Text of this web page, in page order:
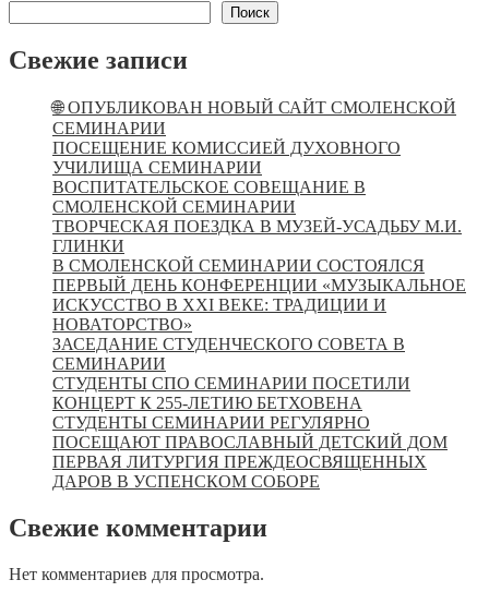
Поиск
Свежие записи
🌐 ОПУБЛИКОВАН НОВЫЙ САЙТ СМОЛЕНСКОЙ
СЕМИНАРИИ
ПОСЕЩЕНИЕ КОМИССИЕЙ ДУХОВНОГО
УЧИЛИЩА СЕМИНАРИИ
ВОСПИТАТЕЛЬСКОЕ СОВЕЩАНИЕ В
СМОЛЕНСКОЙ СЕМИНАРИИ
ТВОРЧЕСКАЯ ПОЕЗДКА В МУЗЕЙ-УСАДЬБУ М.И.
ГЛИНКИ
В СМОЛЕНСКОЙ СЕМИНАРИИ СОСТОЯЛСЯ
ПЕРВЫЙ ДЕНЬ КОНФЕРЕНЦИИ «МУЗЫКАЛЬНОЕ
ИСКУССТВО В XXI ВЕКЕ: ТРАДИЦИИ И
НОВАТОРСТВО»
ЗАСЕДАНИЕ СТУДЕНЧЕСКОГО СОВЕТА В
СЕМИНАРИИ
СТУДЕНТЫ СПО СЕМИНАРИИ ПОСЕТИЛИ
КОНЦЕРТ К 255-ЛЕТИЮ БЕТХОВЕНА
СТУДЕНТЫ СЕМИНАРИИ РЕГУЛЯРНО
ПОСЕЩАЮТ ПРАВОСЛАВНЫЙ ДЕТСКИЙ ДОМ
ПЕРВАЯ ЛИТУРГИЯ ПРЕЖДЕОСВЯЩЕННЫХ
ДАРОВ В УСПЕНСКОМ СОБОРЕ
Свежие комментарии
Нет комментариев для просмотра.